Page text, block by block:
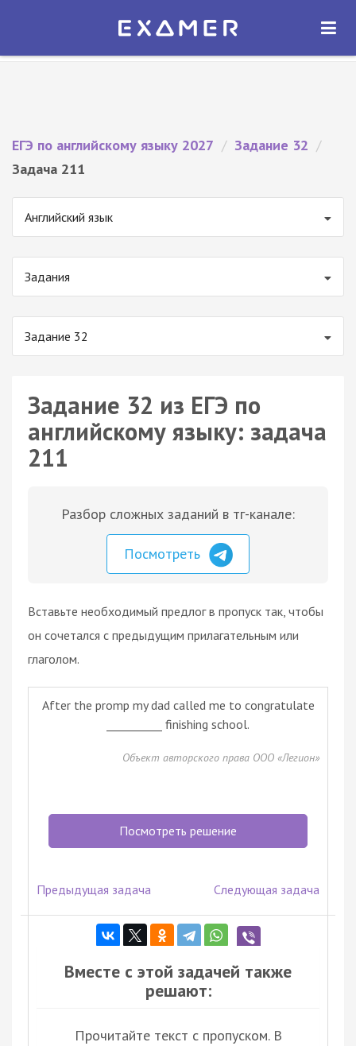
Экзамер — ЕГЭ 2027
ОТКРЫТЬ
ЕГЭ по английскому языку 2027 / Задание 32 /
Задача 211
Английский язык
Задания
Задание 32
Задание 32 из ЕГЭ по
английскому языку: задача
211
Разбор сложных заданий в тг-канале:
Посмотреть
Вставьте необходимый предлог в пропуск так, чтобы
он сочетался с предыдущим прилагательным или
глаголом.
After the promp my dad called me to congratulate
__________ finishing school.
Объект авторского права ООО «Легион»
Посмотреть решение
Предыдущая задача Следующая задача
Вместе с этой задачей также
решают:
Прочитайте текст с пропуском. В